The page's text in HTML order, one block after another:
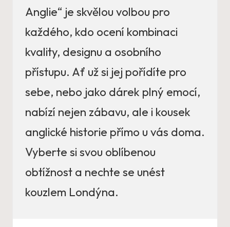
Anglie“ je skvělou volbou pro
každého, kdo ocení kombinaci
kvality, designu a osobního
přístupu. Ať už si jej pořídíte pro
sebe, nebo jako dárek plný emocí,
nabízí nejen zábavu, ale i kousek
anglické historie přímo u vás doma.
Vyberte si svou oblíbenou
obtížnost a nechte se unést
kouzlem Londýna.